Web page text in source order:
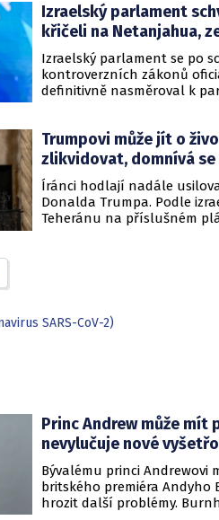
Izraelský parlament
křičeli na Netanjahua,
Izraelský parlament se po
kontroverzních zákonů
definitivně nasměroval k
křičely na premiéra
vyzývaly ho k odchodu.
že předseda vlády nakonec
klíčových hlasování
však i bez jeho přítomnosti
legislativní smršť úspěšně
Trumpovi může jít o
zlikvidovat, domnívá se
Íránci hodlají nadále
Donalda Trumpa. Podle
Teheránu na příslušném
SARS-CoV-2)
Princ Andrew může mít
nevylučuje nové
Bývalému princi
britského premiéra Andyho
hrozit další problémy.